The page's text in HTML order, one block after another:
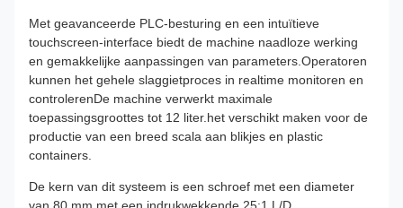
Met geavanceerde PLC-besturing en een intuïtieve
touchscreen-interface biedt de machine naadloze werking
en gemakkelijke aanpassingen van parameters.Operatoren
kunnen het gehele slaggietproces in realtime monitoren en
controlerenDe machine verwerkt maximale
toepassingsgroottes tot 12 liter.het verschikt maken voor de
productie van een breed scala aan blikjes en plastic
containers.
De kern van dit systeem is een schroef met een diameter